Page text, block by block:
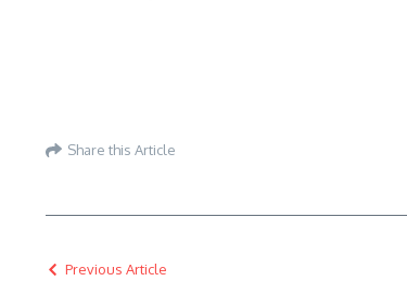
Share this Article
Previous Article